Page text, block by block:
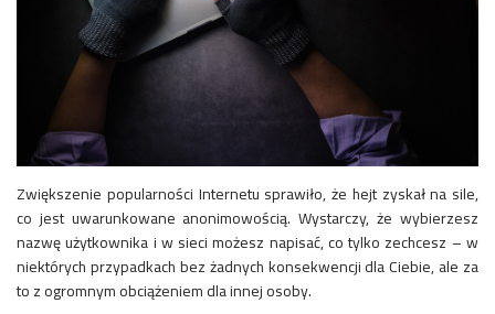
Zwiększenie popularności Internetu sprawiło, że hejt zyskał na sile,
co jest uwarunkowane anonimowością. Wystarczy, że wybierzesz
nazwę użytkownika i w sieci możesz napisać, co tylko zechcesz – w
niektórych przypadkach bez żadnych konsekwencji dla Ciebie, ale za
to z ogromnym obciążeniem dla innej osoby.